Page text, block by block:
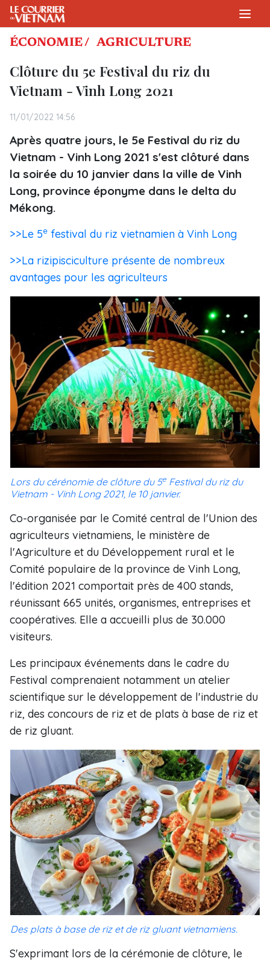
ÉCONOMIE / AGRICULTURE
Clôture du 5e Festival du riz du
Vietnam - Vinh Long 2021
11/01/2022 14:56
Après quatre jours, le 5e Festival du riz du
Vietnam - Vinh Long 2021 s'est clôturé dans
la soirée du 10 janvier dans la ville de Vinh
Long, province éponyme dans le delta du
Mékong.
>>Le 5e festival du riz vietnamien à Vinh Long
>>La rizipisciculture présente de nombreux
avantages pour les agriculteurs
Lors du cérénomie de clôture du 5e Festival du riz du
Vietnam - Vinh Long 2021, le 10 janvier.
Co-organisée par le Comité central de l'Union des
agriculteurs vietnamiens, le ministère de
l'Agriculture et du Développement rural et le
Comité populaire de la province de Vinh Long,
l'édition 2021 comportait près de 400 stands,
réunissant 665 unités, organismes, entreprises et
coopératives. Elle a accueilli plus de 30.000
visiteurs.
Les principaux événements dans le cadre du
Festival comprenaient notamment un atelier
scientifique sur le développement de l'industrie du
riz, des concours de riz et de plats à base de riz et
de riz gluant.
Des plats à base de riz et de riz gluant vietnamiens.
S'exprimant lors de la cérémonie de clôture, le